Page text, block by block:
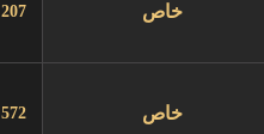
خاص 207
خاص 572